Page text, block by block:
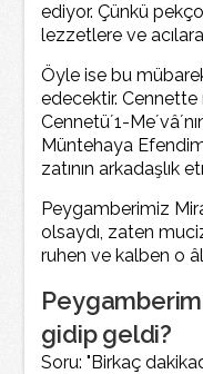
ediyor. Çünkü
lezzetlere ve
Öyle ise bu
edecektir.
Cennetü´1-
Müntehaya
zatının arkadaşlık
Peygamberimiz
olsaydı, zaten
ruhen ve kalben o
gidip geldi?
Soru: "Birkaç